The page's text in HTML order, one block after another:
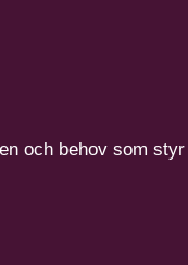
och behov som styr